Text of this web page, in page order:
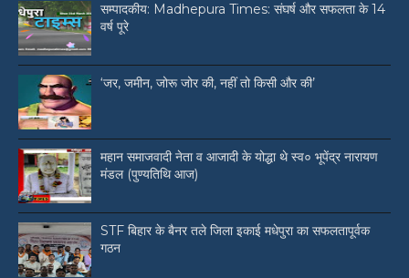
सम्पादकीय: Madhepura Times: संघर्ष और सफलता के 14
वर्ष पूरे
‘जर, जमीन, जोरू जोर की, नहीं तो किसी और की’
महान समाजवादी नेता व आजादी के योद्धा थे स्व० भूपेंद्र नारायण
मंडल (पुण्यतिथि आज)
STF बिहार के बैनर तले जिला इकाई मधेपुरा का सफलतापूर्वक
गठन